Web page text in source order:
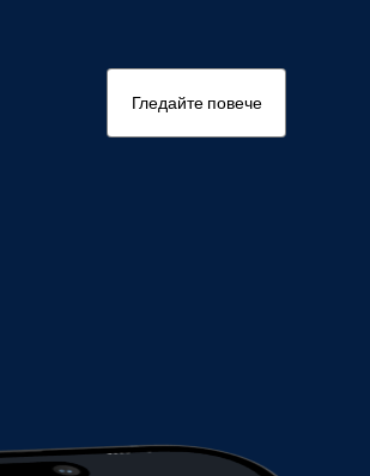
Гледайте повече